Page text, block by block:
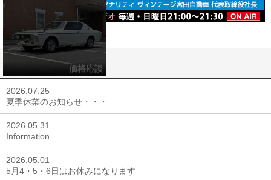
価格応談
2026.07.25
夏季休業のお知らせ・・・
2026.05.31
Information
2026.05.01
5月4・5・6日はお休みになります